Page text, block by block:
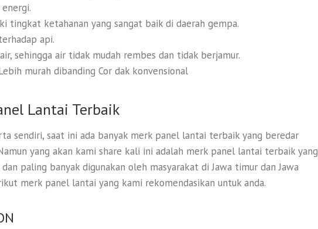
tingkat ketahanan yang sangat baik di daerah gempa.
api.
sehingga air tidak mudah rembes dan tidak berjamur.
murah dibanding Cor dak konvensional
Lantai Terbaik
sendiri, saat ini ada banyak merk panel lantai terbaik yang beredar
yang akan kami share kali ini adalah merk panel lantai terbaik yang
paling banyak digunakan oleh masyarakat di Jawa timur dan Jawa
merk panel lantai yang kami rekomendasikan untuk anda.